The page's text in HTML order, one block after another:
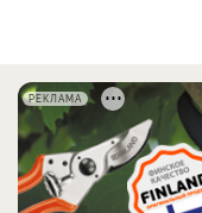
РЕКЛАМА